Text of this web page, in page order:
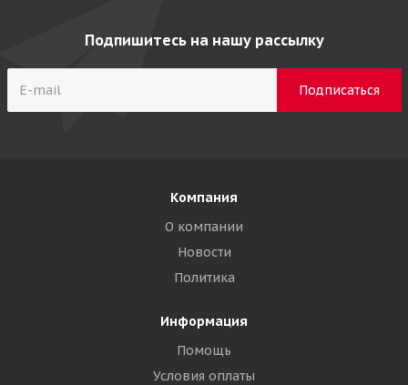
Подпишитесь на нашу рассылку
Компания
О компании
Новости
Политика
Информация
Помощь
Условия оплаты